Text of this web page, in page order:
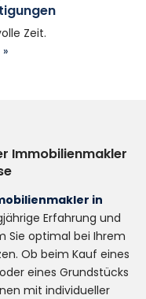
Zeit.
Immobilienmakler
in
Erfahrung und
Sie optimal bei Ihrem
Ob beim Kauf eines
eines Grundstücks
mit individueller